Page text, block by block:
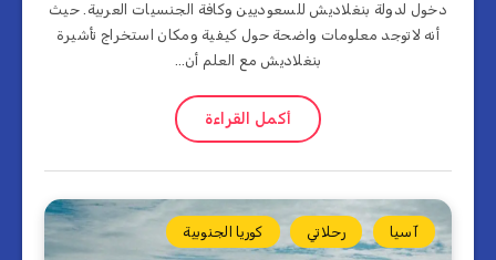
دخول لدولة بنغلاديش للسعوديين وكافة الجنسيات العربية. حيث
أنه لاتوجد معلومات واضحة حول كيفية ومكان استخراج تأشيرة
بنغلاديش مع العلم أن…
أكمل القراءة
آسيا رحلاتي كوريا الجنوبية